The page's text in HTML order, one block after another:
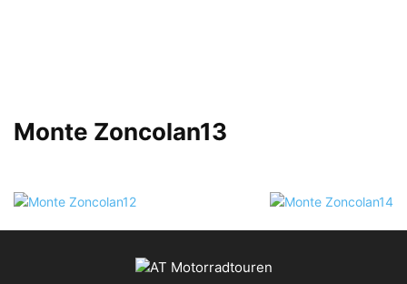
Monte Zoncolan13